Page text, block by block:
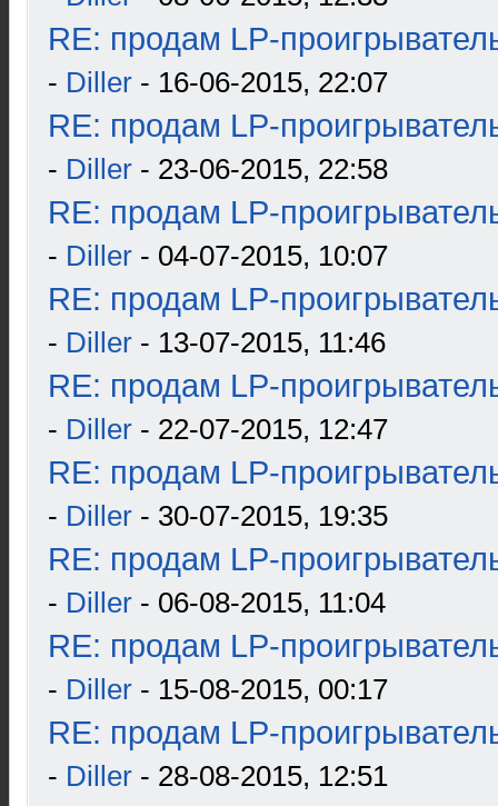
RE: продам LP-
- Diller - 16-06-2015, 22:07
RE: продам LP-
- Diller - 23-06-2015, 22:58
RE: продам LP-
- Diller - 04-07-2015, 10:07
RE: продам LP-
- Diller - 13-07-2015, 11:46
RE: продам LP-
- Diller - 22-07-2015, 12:47
RE: продам LP-
- Diller - 30-07-2015, 19:35
RE: продам LP-
- Diller - 06-08-2015, 11:04
RE: продам LP-
- Diller - 15-08-2015, 00:17
RE: продам LP-
- Diller - 28-08-2015, 12:51